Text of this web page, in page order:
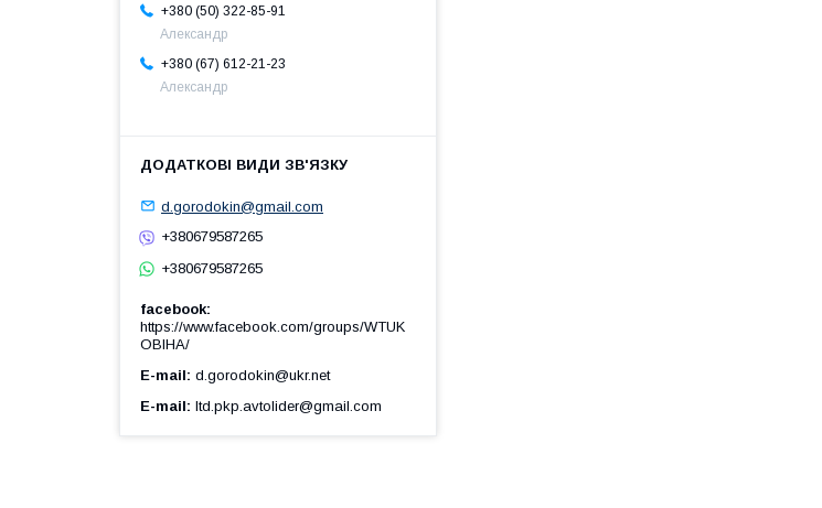
+380 (50) 322-85-91
Александр
+380 (67) 612-21-23
Александр
d.gorodokin@gmail.com
+380679587265
+380679587265
facebook
https://www.facebook.com/groups/WTUK
OBIHA/
E-mail d.gorodokin@ukr.net
E-mail ltd.pkp.avtolider@gmail.com